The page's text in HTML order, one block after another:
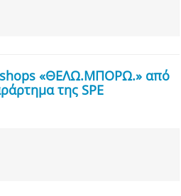
«ΘΕΛΩ.ΜΠΟΡΩ.» από
της SPE